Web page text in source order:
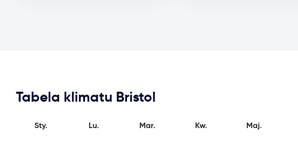
Tabela klimatu Bristol
Sty. Lu. Mar. Kw. Maj.